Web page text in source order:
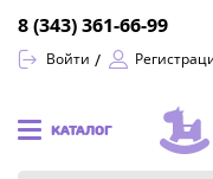
Войти
8 (343) 361-66-99
КАТАЛОГ